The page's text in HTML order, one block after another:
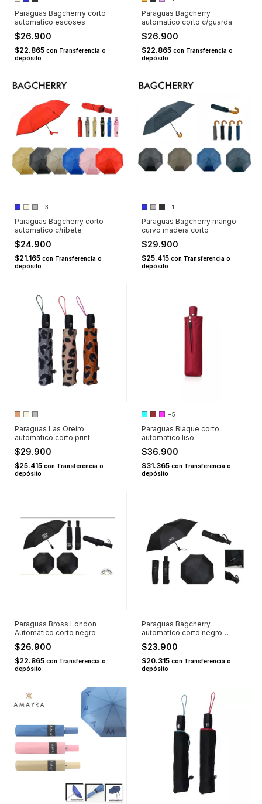
Paraguas Bagcherrry corto
automatico escoses
$26.900
$22.865 con Transferencia o
depósito
Paraguas Bagcherry
automatico corto c/guarda
$26.900
$22.865 con Transferencia o
depósito
+3
Paraguas Bagcherry corto
automatico c/ribete
$24.900
$21.165 con Transferencia o
depósito
+1
Paraguas Bagcherry mango
curvo madera corto
$29.900
$25.415 con Transferencia o
depósito
Paraguas Las Oreiro
automatico corto print
$29.900
$25.415 con Transferencia o
depósito
+5
Paraguas Blaque corto
automatico liso
$36.900
$31.365 con Transferencia o
depósito
Paraguas Bross London
Automatico corto negro
$26.900
$22.865 con Transferencia o
depósito
Paraguas Bagcherry
automatico corto negro
urban+
$23.900
$20.315 con Transferencia o
depósito